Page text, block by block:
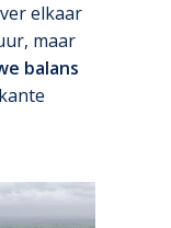
elkaar
maar
balans